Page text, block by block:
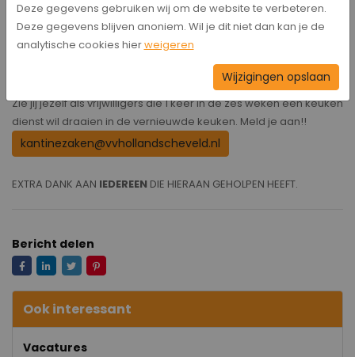
Zie jij jezelf als vrijwilligers die 1 keer in de zes weken een keuken
dienst wil draaien in de vernieuwde keuken. Meld je aan!!
kantinezaken@vvhollandscheveld.nl
EXTRA DANK AAN IEDEREEN DIE HIERAAN GEHOLPEN HEEFT.
Bericht delen
Ook interessant
Vacatures
Deze gegevens gebruiken wij om de website te verbeteren.
Deze gegevens blijven anoniem. Wil je dit niet dan kan je de
analytische cookies hierweigeren
Wijzigingen opslaan